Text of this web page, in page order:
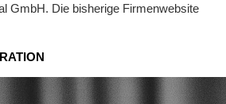
GmbH. Die bisherige Firmenwebsite